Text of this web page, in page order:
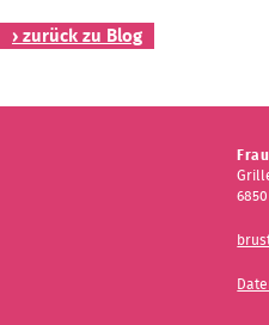
› zurück zu Blog